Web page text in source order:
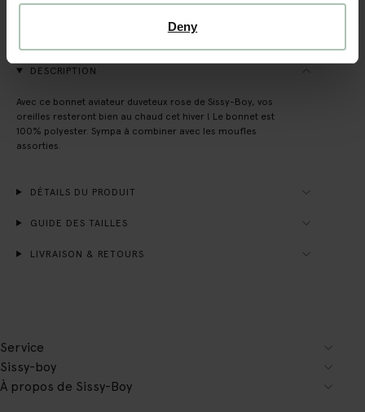
Deny
DESCRIPTION
Avec ce bonnet aviateur duveteux rose de Sissy-Boy, vos
oreilles resteront bien au chaud cet hiver ! Le bonnet est
100% polyester. Sympa à combiner avec les moufles
assorties.
DÉTAILS DU PRODUIT
GUIDE DES TAILLES
LIVRAISON & RETOURS
Service
Sissy-boy
À propos de Sissy-Boy